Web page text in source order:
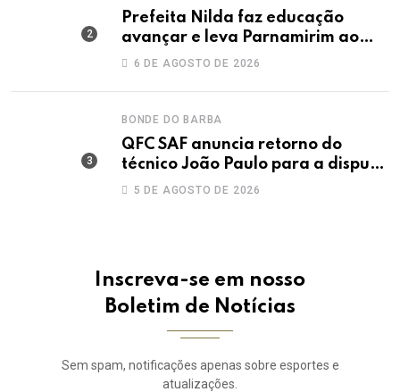
Prefeita Nilda faz educação
avançar e leva Parnamirim ao
maior IDEB da história dos anos
6 DE AGOSTO DE 2026
BONDE DO BARBA
QFC SAF anuncia retorno do
técnico João Paulo para a disputa
da elite do Campeonato Potiguar
5 DE AGOSTO DE 2026
Inscreva-se em nosso
Boletim de Notícias
Sem spam, notificações apenas sobre esportes e
atualizações.